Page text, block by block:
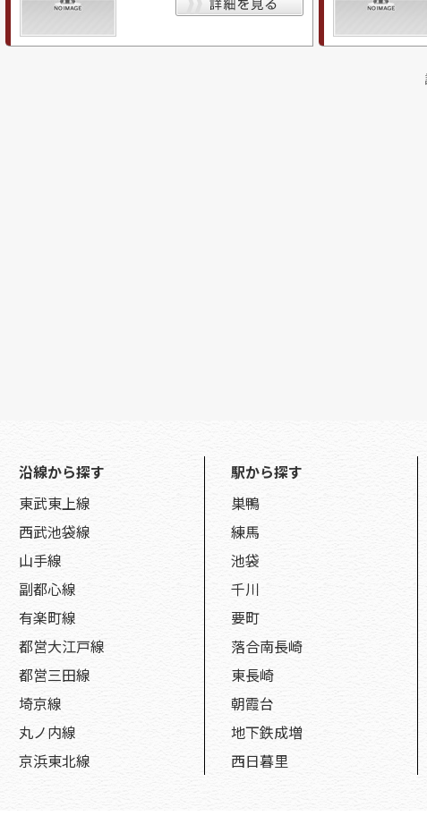
沿線から探す
東武東上線
西武池袋線
山手線
副都心線
有楽町線
都営大江戸線
都営三田線
埼京線
丸ノ内線
京浜東北線
駅から探す
巣鴨
練馬
池袋
千川
要町
落合南長崎
東長崎
朝霞台
地下鉄成増
西日暮里